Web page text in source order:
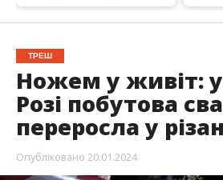
ТРЕШ
Ножем у живіт:
Розі побутова
переросла у
Опубліковано 20.01.2024